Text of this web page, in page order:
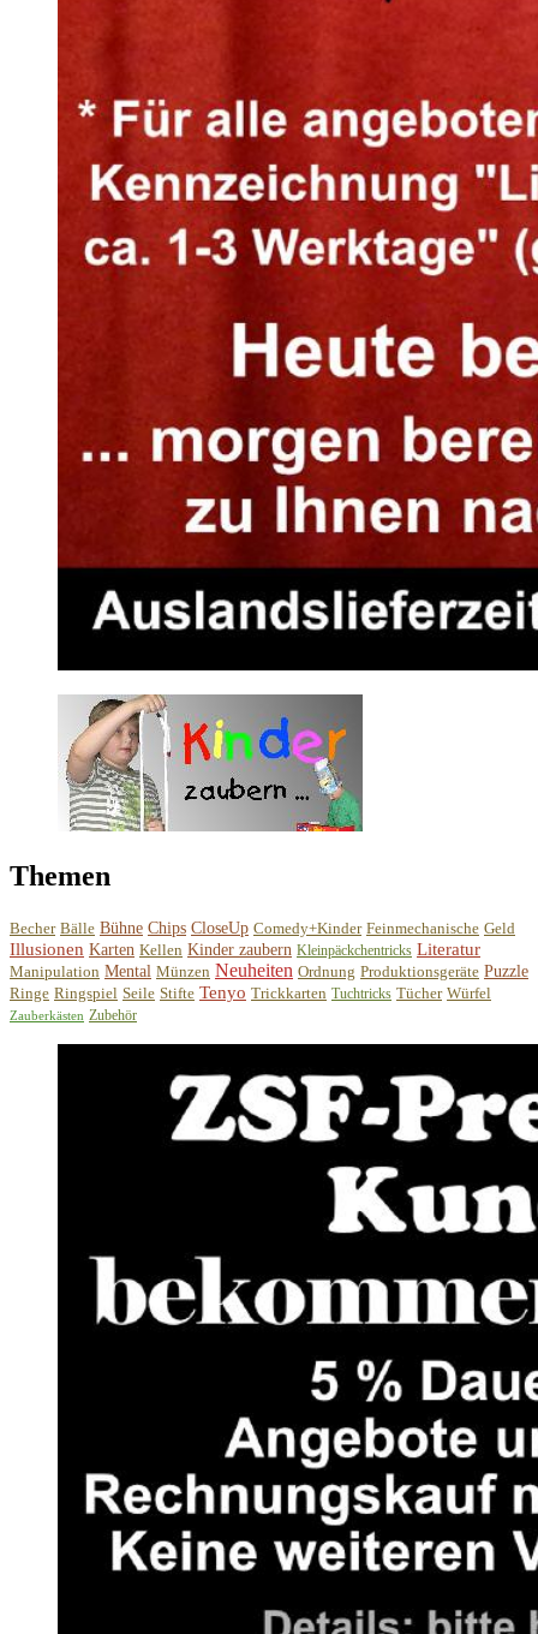
Themen
Becher Bälle Bühne Chips CloseUp Comedy+Kinder Feinmechanische Geld
Illusionen Karten Kellen Kinder zaubern Kleinpäckchentricks Literatur
Manipulation Mental Münzen Neuheiten Ordnung Produktionsgeräte Puzzle
Ringe Ringspiel Seile Stifte Tenyo Trickkarten Tuchtricks Tücher Würfel
Zauberkästen Zubehör